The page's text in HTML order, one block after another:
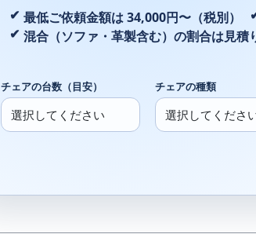
最低ご依頼金額は 34,000円〜（税別）
混合（ソファ・革製含む）の割合は見積
チェアの台数（目安） チェアの種類